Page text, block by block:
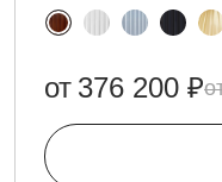
от 376 200 ₽